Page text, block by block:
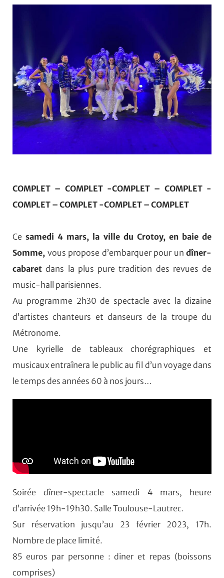
COMPLET – COMPLET -COMPLET – COMPLET -
COMPLET – COMPLET -COMPLET – COMPLET
Cesamedi 4 mars, la ville du Crotoy, en baie de
Somme, vous propose d’embarquer pour un dîner-
cabaret dans la plus pure tradition des revues de
music-hall parisiennes.
Au programme 2h30 de spectacle avec la dizaine
d’artistes chanteurs et danseurs de la troupe du
Métronome.
Une kyrielle de tableaux chorégraphiques et
musicaux entraînera le public au fil d’un voyage dans
le temps des années 60 à nos jours…
Soirée dîner-spectacle samedi 4 mars, heure
d’arrivée 19h-19h30. Salle Toulouse-Lautrec.
Sur réservation jusqu’au 23 février 2023, 17h.
Nombre de place limité.
85 euros par personne : diner et repas (boissons
comprises)